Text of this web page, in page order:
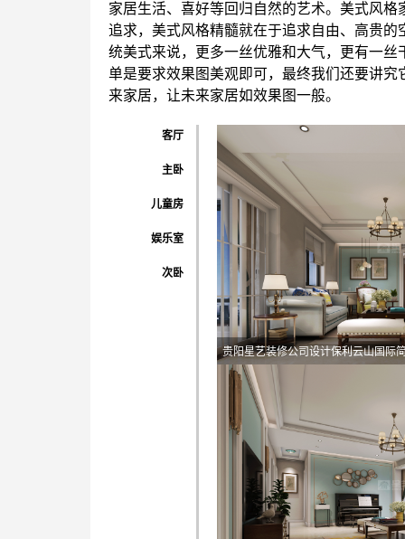
家居生活、喜好等回归自然的艺术。美式风格
追求，美式风格精髓就在于追求自由、高贵的
统美式来说，更多一丝优雅和大气，更有一丝
单是要求效果图美观即可，最终我们还要讲究
来家居，让未来家居如效果图一般。
客厅
主卧
儿童房
娱乐室
次卧
贵阳星艺装修公司设计保利云山国际